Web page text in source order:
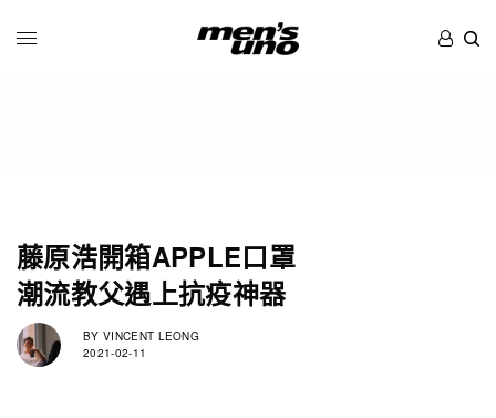
藤原浩開箱APPLE口罩
潮流教父遇上抗疫神器
BY VINCENT LEONG
2021-02-11